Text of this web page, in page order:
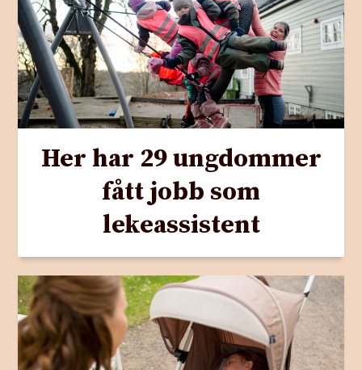
Her har 29 ungdommer
fått jobb som
lekeassistent